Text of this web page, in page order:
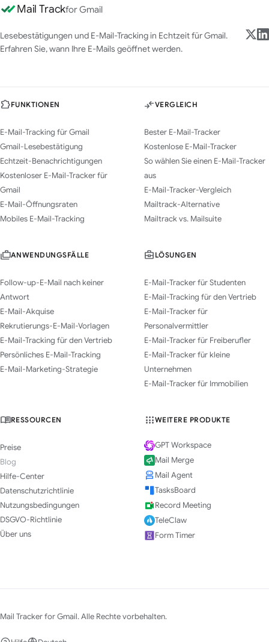
Mail Trackfor Gmail
Lesebestätigungen und E-Mail-Tracking in Echtzeit für Gmail.
Erfahren Sie, wann Ihre E-Mails geöffnet werden.
FUNKTIONEN
E-Mail-Tracking für Gmail
Gmail-Lesebestätigung
Echtzeit-Benachrichtigungen
Kostenloser E-Mail-Tracker für
Gmail
E-Mail-Öffnungsraten
Mobiles E-Mail-Tracking
VERGLEICH
Bester E-Mail-Tracker
Kostenlose E-Mail-Tracker
So wählen Sie einen E-Mail-Tracker
aus
E-Mail-Tracker-Vergleich
Mailtrack-Alternative
Mailtrack vs. Mailsuite
ANWENDUNGSFÄLLE
Follow-up-E-Mail nach keiner
Antwort
E-Mail-Akquise
Rekrutierungs-E-Mail-Vorlagen
E-Mail-Tracking für den Vertrieb
Persönliches E-Mail-Tracking
E-Mail-Marketing-Strategie
LÖSUNGEN
E-Mail-Tracker für Studenten
E-Mail-Tracking für den Vertrieb
E-Mail-Tracker für
Personalvermittler
E-Mail-Tracker für Freiberufler
E-Mail-Tracker für kleine
Unternehmen
E-Mail-Tracker für Immobilien
RESSOURCEN
Preise
Blog
Hilfe-Center
Datenschutzrichtlinie
Nutzungsbedingungen
DSGVO-Richtlinie
Über uns
WEITERE PRODUKTE
GPT Workspace
Mail Merge
Mail Agent
TasksBoard
Record Meeting
TeleClaw
Form Timer
Mail Tracker for Gmail. Alle Rechte vorbehalten.